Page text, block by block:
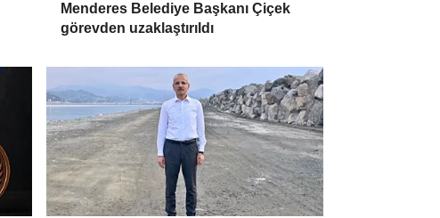
Menderes Belediye Başkanı Çiçek
görevden uzaklaştırıldı